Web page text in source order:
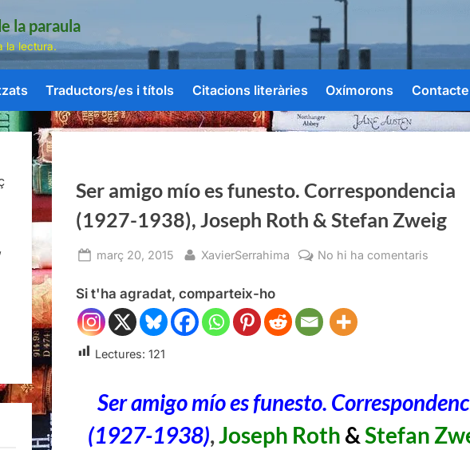
la paraula
la lectura.
Traductors/es i títols Citacions literàries Oxímorons Contacte
Ser amigo mío es funesto. Correspondencia
(1927-1938), Joseph Roth & Stefan Zweig
Posted
març 20, 2015 By
XavierSerrahima No hi ha comentaris
(1927-
1938),
Joseph
Si t'ha agradat, comparteix-ho
Lectures: 121
Ser amigo mío es funesto.
(1927-1938),Joseph Roth &Stefan